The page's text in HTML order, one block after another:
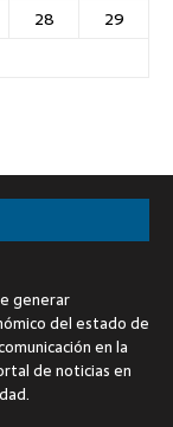
28
29
generar
del estado de
en la
de noticias en